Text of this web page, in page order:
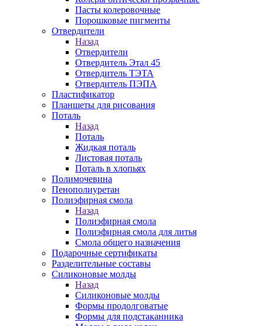
Пасты колеровочные
Порошковые пигменты
Отвердители
Назад
Отвердители
Отвердитель Этал 45
Отвердитель ТЭТА
Отвердитель ПЭПА
Пластификатор
Планшеты для рисования
Поталь
Назад
Поталь
Жидкая поталь
Листовая поталь
Поталь в хлопьях
Полимочевина
Пенополиуретан
Полиэфирная смола
Назад
Полиэфирная смола
Полиэфирная смола для литья
Смола общего назначения
Подарочные сертификаты
Разделительные составы
Силиконовые молды
Назад
Силиконовые молды
Формы продолговатые
Формы для подстаканника